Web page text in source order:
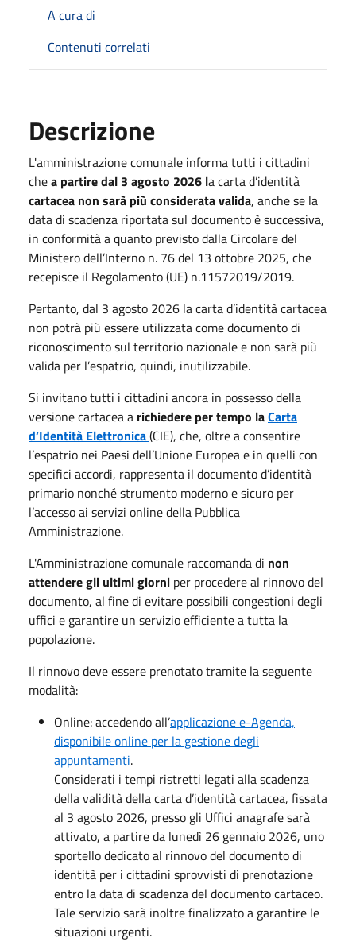
A cura di
Contenuti correlati
Descrizione
L'amministrazione comunale informa tutti i cittadini
chea partire dal 3 agosto 2026 la carta d’identità
cartacea non sarà più considerata valida, anche se la
data di scadenza riportata sul documento è successiva,
in conformità a quanto previsto dalla Circolare del
Ministero dell’Interno n. 76 del 13 ottobre 2025, che
recepisce il Regolamento (UE) n.11572019/2019.
Pertanto, dal 3 agosto 2026 la carta d’identità cartacea
non potrà più essere utilizzata come documento di
riconoscimento sul territorio nazionale e non sarà più
valida per l’espatrio, quindi, inutilizzabile.
Si invitano tutti i cittadini ancora in possesso della
versione cartacea a richiedere per tempo laCarta
d’Identità Elettronica(CIE), che, oltre a consentire
l’espatrio nei Paesi dell’Unione Europea e in quelli con
specifici accordi, rappresenta il documento d’identità
primario nonché strumento moderno e sicuro per
l’accesso ai servizi online della Pubblica
Amministrazione.
L'Amministrazione comunale raccomanda di non
attendere gli ultimi giorni per procedere al rinnovo del
documento, al fine di evitare possibili congestioni degli
uffici e garantire un servizio efficiente a tutta la
popolazione.
Il rinnovo deve essere prenotato tramite la seguente
modalità:
Online: accedendo all’applicazione e-Agenda,
disponibile online per la gestione degli
appuntamenti.
Considerati i tempi ristretti legati alla scadenza
della validità della carta d’identità cartacea, fissata
al 3 agosto 2026, presso gli Uffici anagrafe sarà
attivato, a partire da lunedì 26 gennaio 2026, uno
sportello dedicato al rinnovo del documento di
identità per i cittadini sprovvisti di prenotazione
entro la data di scadenza del documento cartaceo.
Tale servizio sarà inoltre finalizzato a garantire le
situazioni urgenti.